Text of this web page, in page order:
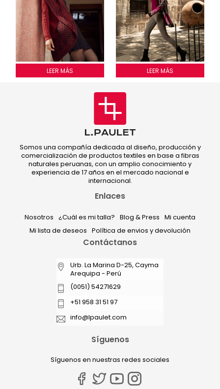
SACON WAVYLEER MÁS Saco zigzagLEER MÁS
Somos una compañía dedicada al diseño, producción y
comercialización de productos textiles en base a fibras
naturales peruanas, con un amplio conocimiento y
experiencia de 17 años en el mercado nacional e
internacional.
Enlaces
Nosotros ¿Cuál es mi talla? Blog & Press Mi cuenta
Mi lista de deseos Política de envios y devolución
Contáctanos
Urb. La Marina D-25, Cayma
Arequipa - Perú
(0051) 54271629
+51 958 31 51 97
info@lpaulet.com
Síguenos
Síguenos en nuestras redes sociales